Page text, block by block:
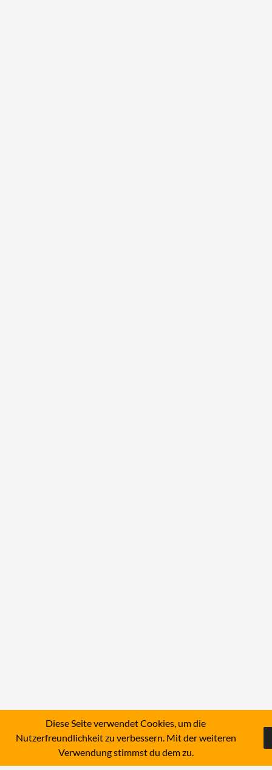
Diese Seite verwendet Cookies, um die
Nutzerfreundlichkeit zu verbessern. Mit der weiteren
Verwendung stimmst du dem zu.